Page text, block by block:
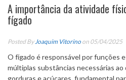
A importância da atividade
fígado
Posted By Joaquim Vitorino on 05/04/2025
O fígado é responsável por funções
múltiplas substâncias necessárias
gorduras e açúcares, fundamental